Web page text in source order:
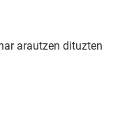
arautzen dituzten